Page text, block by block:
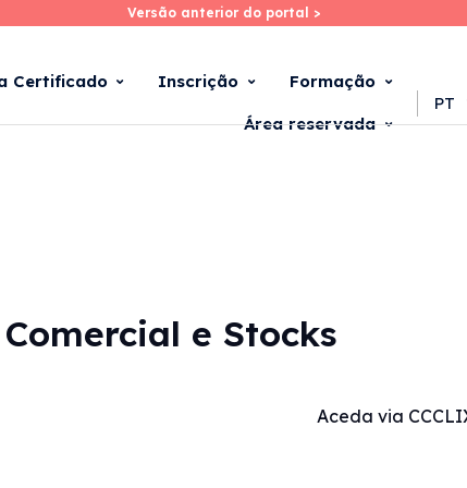
Skip
main
Versão anterior do portal >
Versão anterior do portal >
Certificado Inscrição Formação
Área reservada
PT
e Stocks
Aceda via